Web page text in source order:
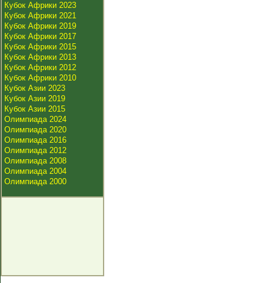
Кубок Африки 2023
Кубок Африки 2021
Кубок Африки 2019
Кубок Африки 2017
Кубок Африки 2015
Кубок Африки 2013
Кубок Африки 2012
Кубок Африки 2010
Кубок Азии 2023
Кубок Азии 2019
Кубок Азии 2015
Олимпиада 2024
Олимпиада 2020
Олимпиада 2016
Олимпиада 2012
Олимпиада 2008
Олимпиада 2004
Олимпиада 2000